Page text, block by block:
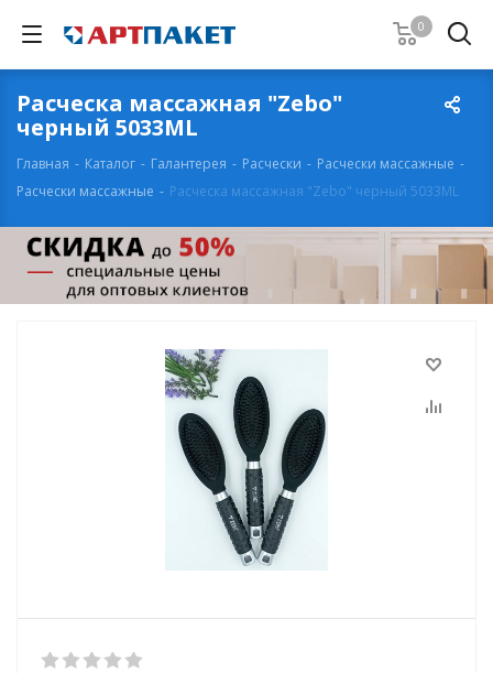
0
Расческа массажная "Zebo"
черный 5033ML
Главная - Каталог - Галантерея - Расчески - Расчески массажные -
Расчески массажные - Расческа массажная "Zebo" черный 5033ML